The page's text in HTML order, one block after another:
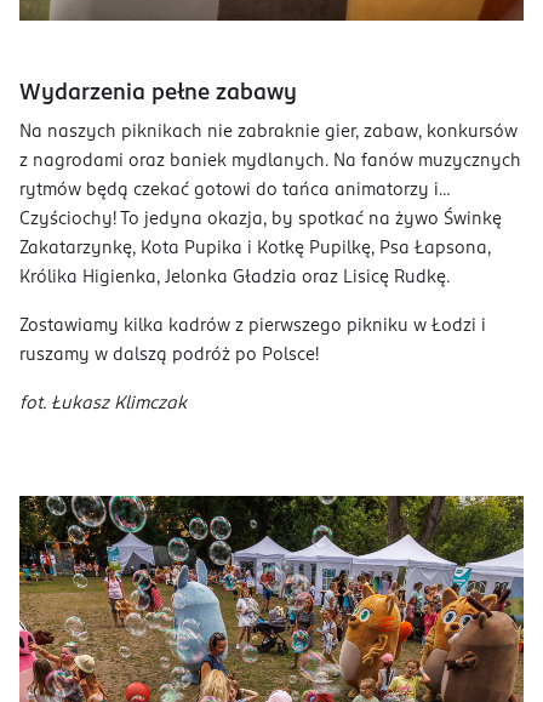
Wydarzenia pełne zabawy
Na naszych piknikach nie zabraknie gier, zabaw, konkursów
z nagrodami oraz baniek mydlanych. Na fanów muzycznych
rytmów będą czekać gotowi do tańca animatorzy i…
Czyściochy! To jedyna okazja, by spotkać na żywo Świnkę
Zakatarzynkę, Kota Pupika i Kotkę Pupilkę, Psa Łapsona,
Królika Higienka, Jelonka Gładzia oraz Lisicę Rudkę.
Zostawiamy kilka kadrów z pierwszego pikniku w Łodzi i
ruszamy w dalszą podróż po Polsce!
fot. Łukasz Klimczak